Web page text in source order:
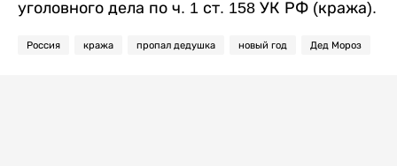
уголовного дела по ч. 1 ст. 158 УК РФ (кража).
Россия кража пропал дедушка новый год Дед Мороз